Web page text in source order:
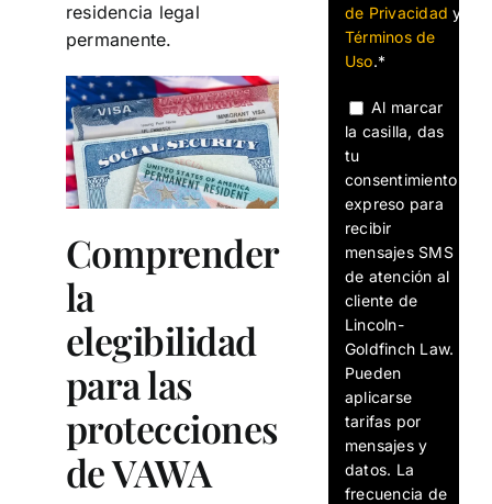
residencia legal
permanente.
Comprender
la
elegibilidad
para las
protecciones
de VAWA
de Privacidad y
Términos de
Uso.*
Al marcar
la casilla, das
tu
consentimiento
expreso para
recibir
mensajes SMS
de atención al
cliente de
Lincoln-
Goldfinch Law.
Pueden
aplicarse
tarifas por
mensajes y
datos. La
frecuencia de